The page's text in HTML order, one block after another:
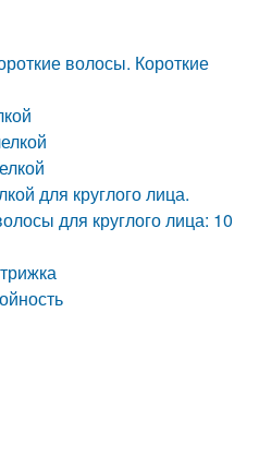
волосы. Короткие
для круглого лица.
для круглого лица: 10